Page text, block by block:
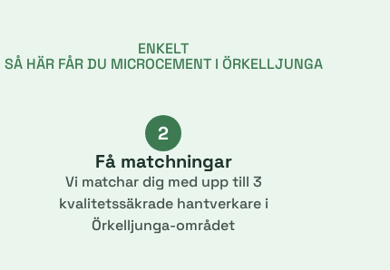
ENKELT
SÅ HÄR FÅR DU MICROCEMENT I ÖRKELLJUNGA
2
Få matchningar
Vi matchar dig med upp till 3
kvalitetssäkrade hantverkare i
Örkelljunga-området